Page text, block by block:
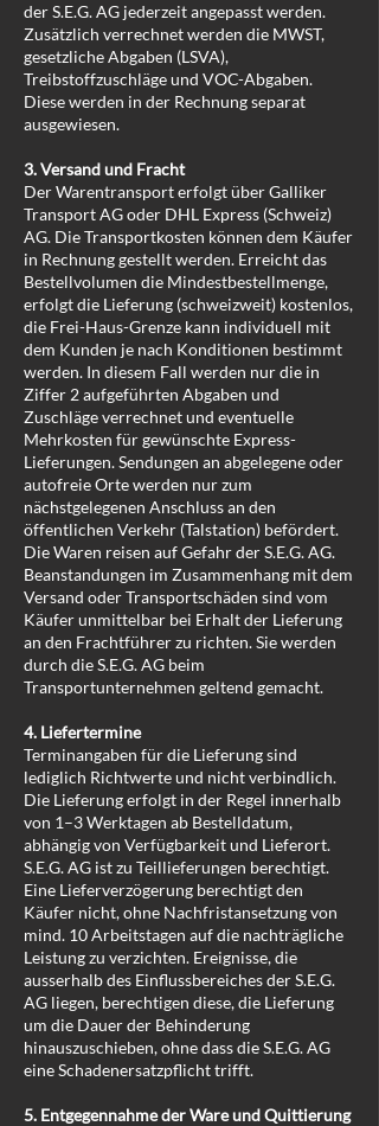
der S.E.G. AG jederzeit angepasst werden.
Zusätzlich verrechnet werden die MWST,
gesetzliche Abgaben (LSVA),
Treibstoffzuschläge und VOC-Abgaben.
Diese werden in der Rechnung separat
ausgewiesen.
3. Versand und Fracht
Der Warentransport erfolgt über Galliker
Transport AG oder DHL Express (Schweiz)
AG. Die Transportkosten können dem Käufer
in Rechnung gestellt werden. Erreicht das
Bestellvolumen die Mindestbestellmenge,
erfolgt die Lieferung (schweizweit) kostenlos,
die Frei-Haus-Grenze kann individuell mit
dem Kunden je nach Konditionen bestimmt
werden. In diesem Fall werden nur die in
Ziffer 2 aufgeführten Abgaben und
Zuschläge verrechnet und eventuelle
Mehrkosten für gewünschte Express-
Lieferungen. Sendungen an abgelegene oder
autofreie Orte werden nur zum
nächstgelegenen Anschluss an den
öffentlichen Verkehr (Talstation) befördert.
Die Waren reisen auf Gefahr der S.E.G. AG.
Beanstandungen im Zusammenhang mit dem
Versand oder Transportschäden sind vom
Käufer unmittelbar bei Erhalt der Lieferung
an den Frachtführer zu richten. Sie werden
durch die S.E.G. AG beim
Transportunternehmen geltend gemacht.
4. Liefertermine
Terminangaben für die Lieferung sind
lediglich Richtwerte und nicht verbindlich.
Die Lieferung erfolgt in der Regel innerhalb
von 1–3 Werktagen ab Bestelldatum,
abhängig von Verfügbarkeit und Lieferort.
S.E.G. AG ist zu Teillieferungen berechtigt.
Eine Lieferverzögerung berechtigt den
Käufer nicht, ohne Nachfristansetzung von
mind. 10 Arbeitstagen auf die nachträgliche
Leistung zu verzichten. Ereignisse, die
ausserhalb des Einflussbereiches der S.E.G.
AG liegen, berechtigen diese, die Lieferung
um die Dauer der Behinderung
hinauszuschieben, ohne dass die S.E.G. AG
eine Schadenersatzpflicht trifft.
5. Entgegennahme der Ware und Quittierung